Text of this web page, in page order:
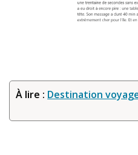
À lire : Destination